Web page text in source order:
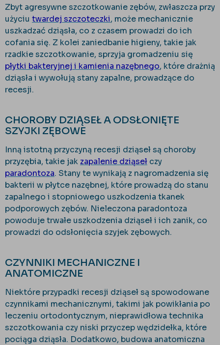
Zbyt agresywne szczotkowanie zębów, zwłaszcza przy
użyciu twardej szczoteczki, może mechanicznie
uszkadzać dziąsła, co z czasem prowadzi do ich
cofania się. Z kolei zaniedbanie higieny, takie jak
rzadkie szczotkowanie, sprzyja gromadzeniu się
płytki bakteryjnej i kamienia nazębnego, które drażnią
dziąsła i wywołują stany zapalne, prowadzące do
recesji.
CHOROBY DZIĄSEŁ A ODSŁONIĘTE
SZYJKI ZĘBOWE
Inną istotną przyczyną recesji dziąseł są choroby
przyzębia, takie jak zapalenie dziąseł czy
paradontoza. Stany te wynikają z nagromadzenia się
bakterii w płytce nazębnej, które prowadzą do stanu
zapalnego i stopniowego uszkodzenia tkanek
podporowych zębów. Nieleczona paradontoza
powoduje trwałe uszkodzenia dziąseł i ich zanik, co
prowadzi do odsłonięcia szyjek zębowych.
CZYNNIKI MECHANICZNE I
ANATOMICZNE
Niektóre przypadki recesji dziąseł są spowodowane
czynnikami mechanicznymi, takimi jak powikłania po
leczeniu ortodontycznym, nieprawidłowa technika
szczotkowania czy niski przyczep wędzidełka, które
pociąga dziąsła. Dodatkowo, budowa anatomiczna